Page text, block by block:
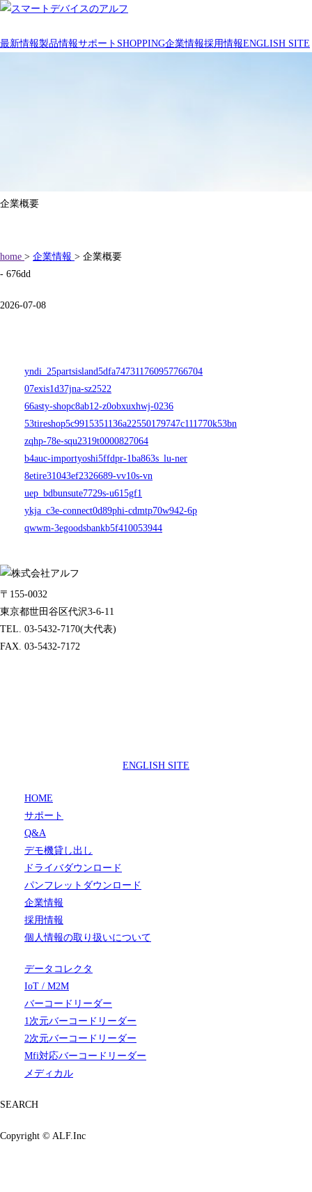
最新情報製品情報サポート SHOPPING企業情報採用情報ENGLISH SITE
企業概要
home > 企業情報 > 企業概要
- 676dd
2026-07-08
yndi_25partsisland5dfa747311760957766704
07exis1d37jna-sz2522
66asty-shopc8ab12-z0obxuxhwj-0236
53tireshop5c9915351136a22550179747c111770k53bn
zqhp-78e-squ2319t0000827064
b4auc-importyoshi5ffdpr-1ba863s_lu-ner
8etire31043ef2326689-vv10s-vn
uep_bdbunsute7729s-u615gf1
ykja_c3e-connect0d89phi-cdmtp70w942-6p
qwwm-3egoodsbankb5f410053944
〒155-0032
東京都世田谷区代沢3-6-11
TEL. 03-5432-7170(大代表)
FAX. 03-5432-7172
ENGLISH SITE
HOME
サポート
Q&A
デモ機貸し出し
ドライバダウンロード
パンフレットダウンロード
企業情報
採用情報
個人情報の取り扱いについて
データコレクタ
IoT / M2M
バーコードリーダー
1次元バーコードリーダー
2次元バーコードリーダー
Mfi対応バーコードリーダー
メディカル
SEARCH
Copyright © ALF.Inc